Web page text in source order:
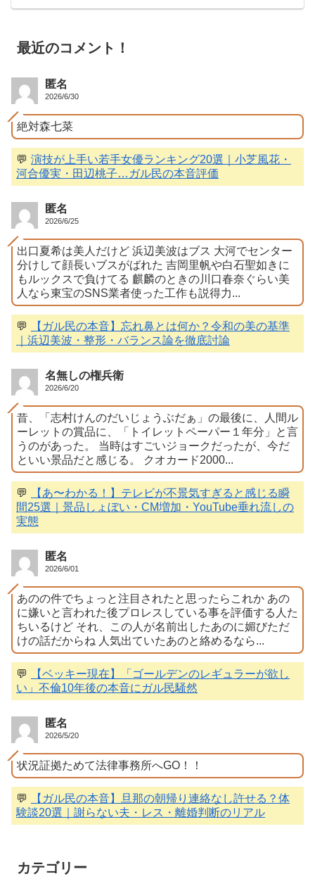
最近のコメント！
匿名
2026/6/30
絶対森七菜
💬 演技が上手い若手女優ランキング20選｜小芝風花・
河合優実・田辺桃子…ガル民の本音評価
匿名
2026/6/25
出口夏希は美人だけど 浜辺美波はブス 大河でセンター
分けして顔長いブスがばれた 吉岡里帆や白石聖如きに
もルックスで負けてる 麒麟のときの川口春奈ぐらい美
人なら東宝のSNS業者使った工作も説得力...
💬
【ガル民の本音】忘れ鼻とは何か？令和の美の基準
｜浜辺美波・整形・バランス論を徹底討論
名無しの権兵衛
2026/6/20
昔、「志村けんのだいじょうぶだぁ」の最後に、人間ル
ーレットの賞品に、「トイレットペーパー１年分」と言
うのがあった。 当時はすごいジョークだったが、今だ
といい景品だと感じる。 クオカード2000...
💬
【あ〜わかる！】テレビが不景気すぎると感じる瞬
間25選｜景品しょぼい・CM増加・YouTube垂れ流しの
実態
匿名
2026/6/01
あのの件でちょっと注目されたと思ったらこれか あの
に嫌いと言われた後プロレスしている事を評価する人た
ちいるけど それ、この人が名前出したあのに媚びただ
けの話だからね 人気出ていたあのと絡めるなら...
💬
【ベッキー現在】「ゴールデンのレギュラーが欲し
い」不倫10年後の本音にガル民騒然
匿名
2026/5/20
状況証拠ためて法律事務所へGO！！
💬
【ガル民の本音】旦那の朝帰り連絡なし許せる？体
験談20選｜謝らない夫・レス・離婚判断のリアル
カテゴリー